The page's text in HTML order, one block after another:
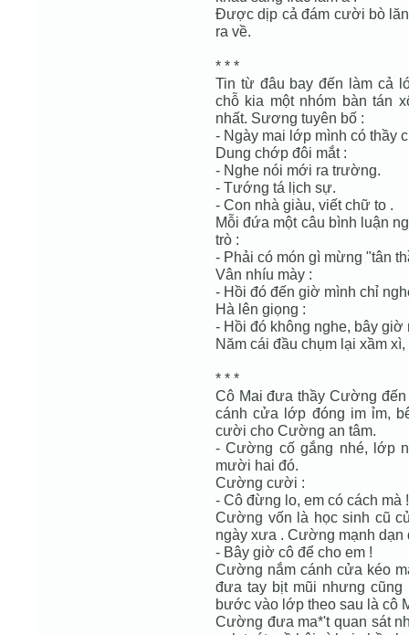
Được dịp cả đám cười bò
ra về.
* * *
Tin từ đâu bay đến làm cả
chỗ kia một nhóm bàn tán
nhất. Sương tuyên bố :
- Ngày mai lớp mình có thầy
Dung chớp đôi mắt :
- Nghe nói mới ra trường.
- Tướng tá lịch sự.
- Con nhà giàu, viết chữ to .
Mỗi đứa một câu bình luận
trò :
- Phải có món gì mừng "tân
Vân nhíu mày :
- Hồi đó đến giờ mình chỉ
Hà lên giọng :
- Hồi đó không nghe, bây
Năm cái đầu chụm lại xầm
* * *
Cô Mai đưa thầy Cường
cánh cửa lớp đóng im ỉm,
cười cho Cường an tâm.
- Cường cố gắng nhé, lớp
mười hai đó.
Cường cười :
- Cô đừng lo, em có cách mà !
Cường vốn là học sinh cũ
ngày xưa . Cường mạnh dạn
- Bây giờ cô để cho em !
Cường nắm cánh cửa kéo
đưa tay bịt mũi nhưng
bước vào lớp theo sau là cô
Cường đưa ma*'t quan sát